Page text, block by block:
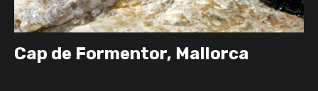
Cap de Formentor, Mallorca